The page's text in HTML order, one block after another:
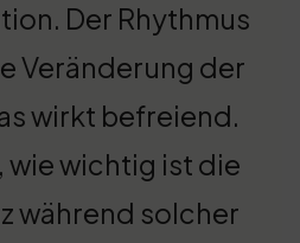
Der Rhythmus
Veränderung der
wirkt befreiend.
wie wichtig ist die
während solcher